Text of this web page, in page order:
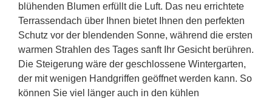
blühenden Blumen erfüllt die Luft. Das neu errichtete
Terrassendach über Ihnen bietet Ihnen den perfekten
Schutz vor der blendenden Sonne, während die ersten
warmen Strahlen des Tages sanft Ihr Gesicht berühren.
Die Steigerung wäre der geschlossene Wintergarten,
der mit wenigen Handgriffen geöffnet werden kann. So
können Sie viel länger auch in den kühlen